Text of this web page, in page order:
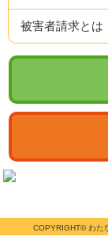
被害者請求とは
COPYRIGHT© わた